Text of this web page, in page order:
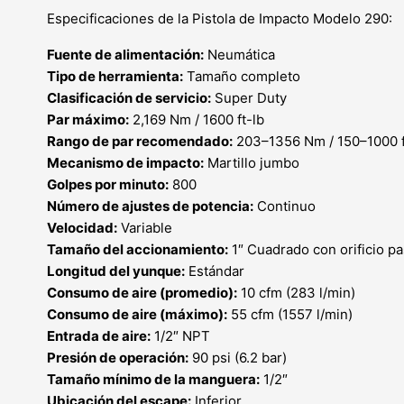
Especificaciones de la Pistola de Impacto Modelo 290:
Fuente de alimentación: Neumática
Tipo de herramienta: Tamaño completo
Clasificación de servicio: Super Duty
Par máximo: 2,169 Nm / 1600 ft-lb
Rango de par recomendado: 203–1356 Nm /
Mecanismo de impacto: Martillo jumbo
Golpes por minuto: 800
Número de ajustes de potencia: Continuo
Velocidad: Variable
Tamaño del accionamiento: 1″ Cuadrado con orificio
Longitud del yunque: Estándar
Consumo de aire (promedio): 10 cfm (283 l/min)
Consumo de aire (máximo): 55 cfm (1557 l/min)
Entrada de aire: 1/2″ NPT
Presión de operación: 90 psi (6.2 bar)
Tamaño mínimo de la manguera: 1/2″